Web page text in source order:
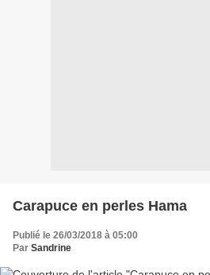
Carapuce en perles Hama
Publié le 26/03/2018 à 05:00
Par Sandrine